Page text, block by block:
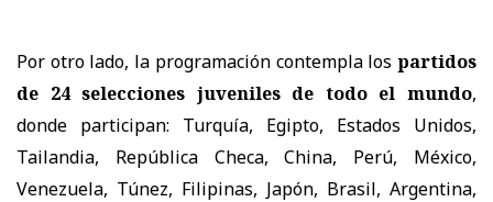
Por otro lado, la programación contempla los partidos
de 24 selecciones juveniles de todo el mundo,
donde participan: Turquía, Egipto, Estados Unidos,
Tailandia, República Checa, China, Perú, México,
Venezuela, Túnez, Filipinas, Japón, Brasil, Argentina,